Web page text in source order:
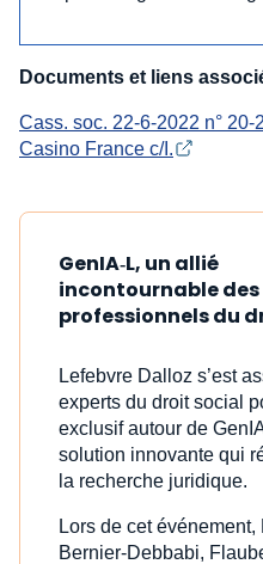
Documents et liens
Cass. soc. 22-6-2022 n°
Casino France c/I.
GenIA‑L, un allié
incontournable des
professionnels du
Lefebvre Dalloz s’est
experts du droit social
exclusif autour de
solution innovante qui
la recherche juridique.
Lors de cet événement,
Bernier-Debbabi,